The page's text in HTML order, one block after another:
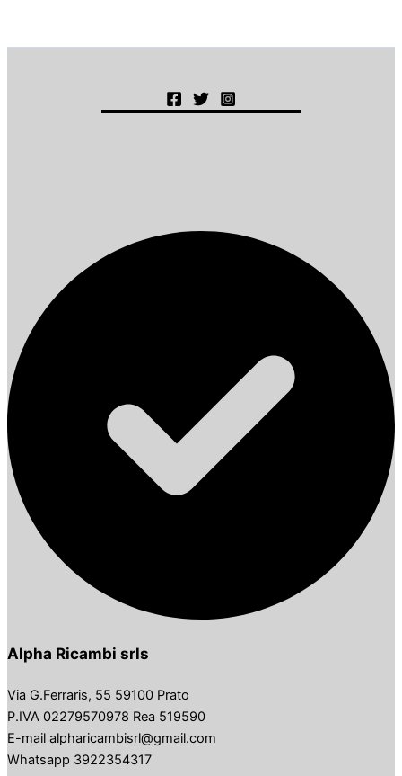
Alpha Ricambi srls
Via G.Ferraris, 55 59100 Prato
P.IVA 02279570978 Rea 519590
E-mail alpharicambisrl@gmail.com
Whatsapp 3922354317